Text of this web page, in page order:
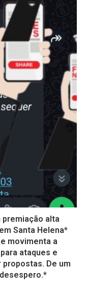
premiação alta
Santa Helena*
movimenta a
ataques e
De um